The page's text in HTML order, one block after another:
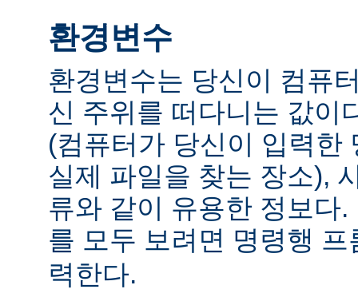
환경변수
환경변수는 당신이 컴퓨
신 주위를 떠다니는 값이
(컴퓨터가 당신이 입력한
실제 파일을 찾는 장소),
류와 같이 유용한 정보다
를 모두 보려면 명령행
력한다.